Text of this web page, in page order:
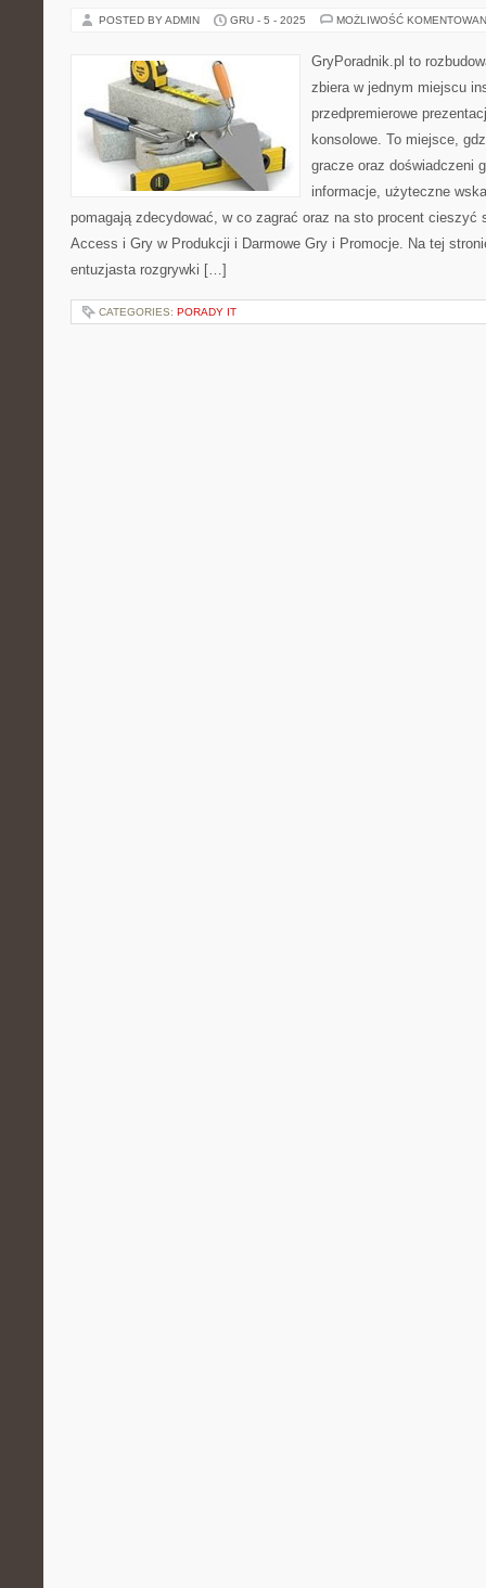
POSTED BY ADMIN GRU - 5 - 2025 MOŻLIWOŚĆ
GryPoradnik.pl to
zbiera w jednym miejscu
przedpremierowe
konsolowe. To miejsce,
gracze oraz doświadczeni
informacje, użyteczne
pomagają zdecydować, w co zagrać oraz na sto procent cieszyć
Access i Gry w Produkcji i Darmowe Gry i Promocje. Na tej
entuzjasta rozgrywki […]
CATEGORIES: PORADY IT